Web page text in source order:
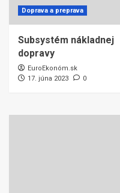
Doprava a preprava
Subsystém nákladnej
dopravy
EuroEkonóm.sk
17. júna 2023
0